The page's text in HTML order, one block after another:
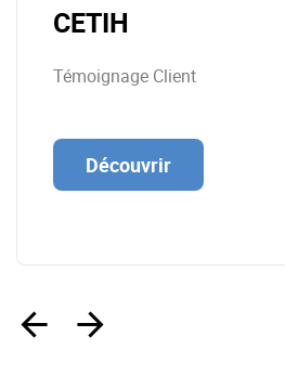
CETIH
Témoignage Client
Découvrir